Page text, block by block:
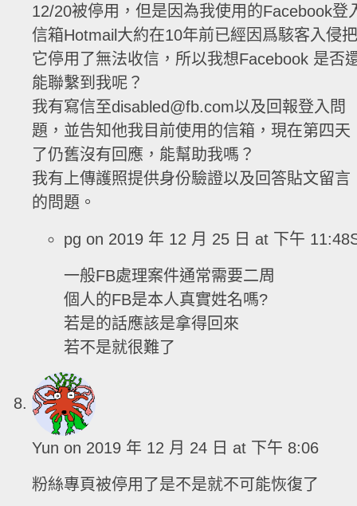
12/20被停用，但是因為我使用的Facebook登
信箱Hotmail大約在10年前已經因爲駭客入侵把
它停用了無法收信，所以我想Facebook 是否
能聯繫到我呢？
我有寫信至disabled@fb.com以及回報登入問
題，並告知他我目前使用的信箱，現在第四天
了仍舊沒有回應，能幫助我嗎？
我有上傳護照提供身份驗證以及回答貼文留言
的問題。
pg on 2019 年 12 月 25 日 at 下午
一般FB處理案件通常需要二周
個人的FB是本人真實姓名嗎?
若是的話應該是拿得回來
若不是就很難了
Yun on 2019 年 12 月 24 日 at 下午 8:06
粉絲專頁被停用了是不是就不可能恢復了